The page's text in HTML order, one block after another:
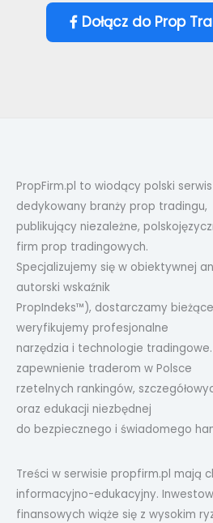
Dołącz do Prop
PropFirm.pl to wiodący polski
dedykowany branży prop tradingu,
publikujący niezależne,
firm prop tradingowych.
Specjalizujemy się w obiektywnej
autorski wskaźnik
PropIndeks™), dostarczamy
weryfikujemy profesjonalne
narzędzia i technologie
zapewnienie traderom w Polsce
rzetelnych rankingów,
oraz edukacji niezbędnej
do bezpiecznego i świadomego
Treści w serwisie propfirm.pl mają
informacyjno-edukacyjny.
finansowych wiąże się z wysokim